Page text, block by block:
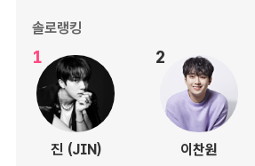
솔로랭킹
1
진 (JIN)
2
이찬원